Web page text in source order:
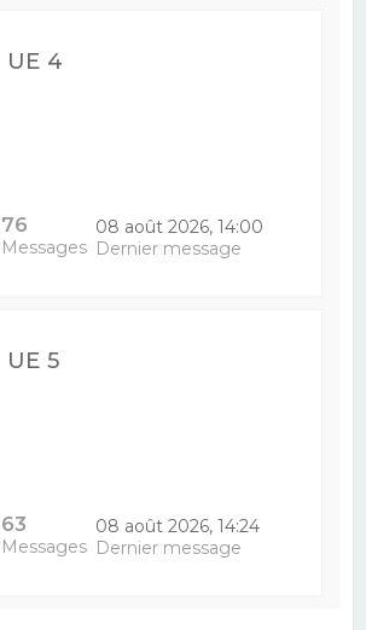
UE 4
76
Messages
08 août 2026, 14:00
Dernier message
UE 5
63
Messages
08 août 2026, 14:24
Dernier message